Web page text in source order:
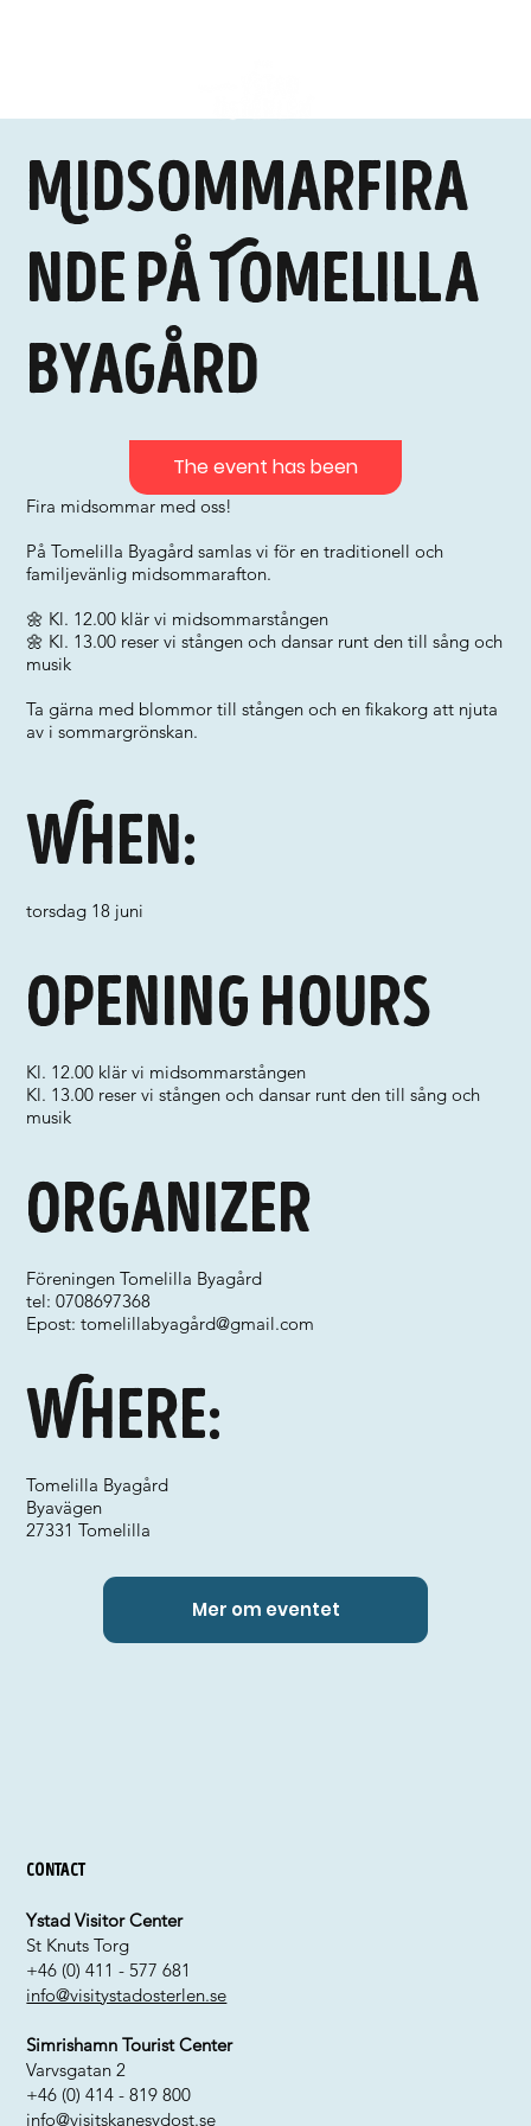
Midsommarfira
nde på Tomelilla
Byagård
Fira midsommar med oss!
På Tomelilla Byagård samlas vi för en traditionell och
familjevänlig midsommarafton.
🌼 Kl. 12.00 klär vi midsommarstången
🌼 Kl. 13.00 reser vi stången och dansar runt den till sång och
musik
Ta gärna med blommor till stången och en fikakorg att njuta
av i sommargrönskan.
When:
torsdag 18 juni
Where:
Organizer
Föreningen Tomelilla Byagård
tel: 0708697368
Epost: tomelillabyagård@gmail.com
Tomelilla Byagård
Byavägen
27331 Tomelilla
Opening hours
Kl. 12.00 klär vi midsommarstången
Kl. 13.00 reser vi stången och dansar runt den till sång och
musik
Mer om eventet
The event has been
Contact
Ystad Visitor Center
St Knuts Torg
+46 (0) 411 - 577 681
info@visitystadosterlen.se
Simrishamn Tourist Center
Varvsgatan 2
+46 (0) 414 - 819 800
info@visitskanesydost.se